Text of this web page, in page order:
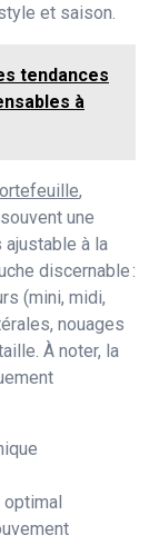
et saison.
tendances
à
,
une
à la
discernable :
(mini, midi,
nouages
À noter, la
optimal